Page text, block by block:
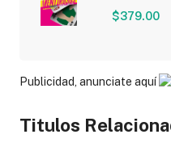
$379.00
Publicidad, anunciate aquí
Titulos